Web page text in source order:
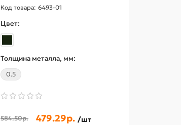
6493-01
Цвет:
Толщина металла, мм:
0.5
584.50р. 479.29р. /шт